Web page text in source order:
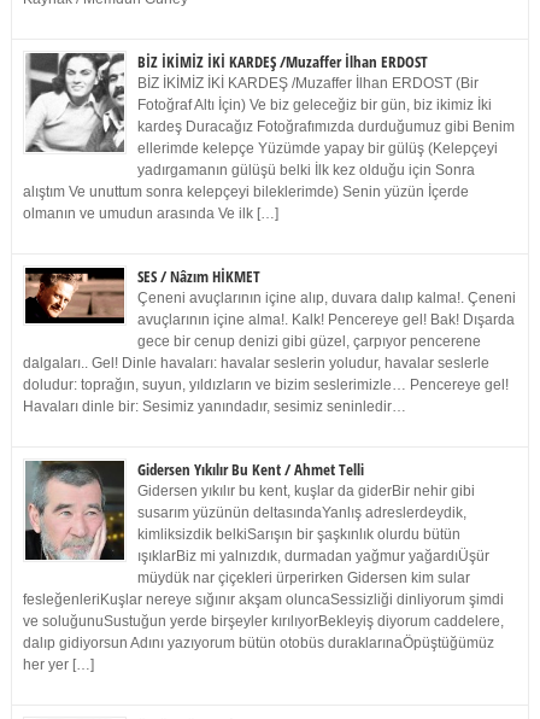
BİZ İKİMİZ İKİ KARDEŞ /Muzaffer İlhan ERDOST
BİZ İKİMİZ İKİ KARDEŞ /Muzaffer İlhan ERDOST (Bir
Fotoğraf Altı İçin) Ve biz geleceğiz bir gün, biz ikimiz İki
kardeş Duracağız Fotoğrafımızda durduğumuz gibi Benim
ellerimde kelepçe Yüzümde yapay bir gülüş (Kelepçeyi
yadırgamanın gülüşü belki İlk kez olduğu için Sonra
alıştım Ve unuttum sonra kelepçeyi bileklerimde) Senin yüzün İçerde
olmanın ve umudun arasında Ve ilk […]
SES / Nâzım HİKMET
Çeneni avuçlarının içine alıp, duvara dalıp kalma!. Çeneni
avuçlarının içine alma!. Kalk! Pencereye gel! Bak! Dışarda
gece bir cenup denizi gibi güzel, çarpıyor pencerene
dalgaları.. Gel! Dinle havaları: havalar seslerin yoludur, havalar seslerle
doludur: toprağın, suyun, yıldızların ve bizim seslerimizle… Pencereye gel!
Havaları dinle bir: Sesimiz yanındadır, sesimiz seninledir…
Gidersen Yıkılır Bu Kent / Ahmet Telli
Gidersen yıkılır bu kent, kuşlar da giderBir nehir gibi
susarım yüzünün deltasındaYanlış adreslerdeydik,
kimliksizdik belkiSarışın bir şaşkınlık olurdu bütün
ışıklarBiz mi yalnızdık, durmadan yağmur yağardıÜşür
müydük nar çiçekleri ürperirken Gidersen kim sular
fesleğenleriKuşlar nereye sığınır akşam oluncaSessizliği dinliyorum şimdi
ve soluğunuSustuğun yerde birşeyler kırılıyorBekleyiş diyorum caddelere,
dalıp gidiyorsun Adını yazıyorum bütün otobüs duraklarınaÖpüştüğümüz
her yer […]